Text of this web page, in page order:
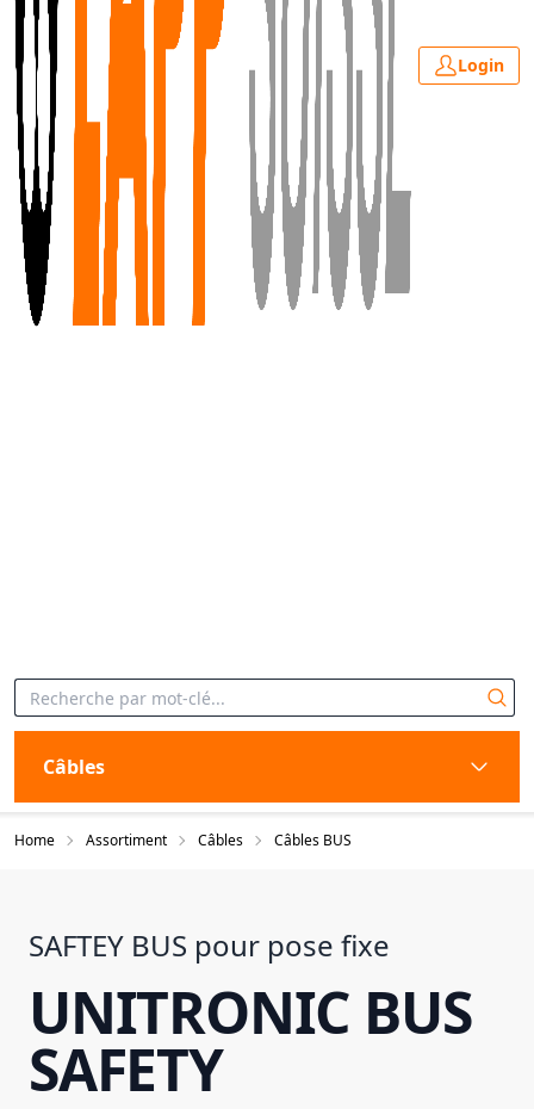
Login
Câbles
Home Assortiment Câbles Câbles BUS
SAFTEY BUS pour pose fixe
UNITRONIC BUS
SAFETY